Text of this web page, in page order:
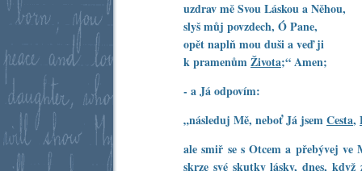
uzdrav mě Svou Láskou a Něhou,
slyš můj povzdech, Ó Pane,
opět naplň mou duši a veď ji
k pramenůmŽivota;“ Amen;
‐ a Já odpovím:
„následuj Mě, neboť Já jsemCesta,
ale smiř se s Otcem a přebývej ve
skrze své skutky lásky, dnes,